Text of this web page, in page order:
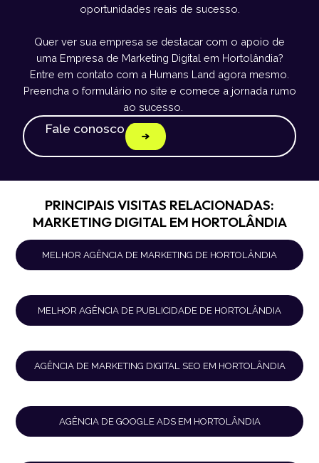
oportunidades reais de sucesso.
Quer ver sua empresa se destacar com o apoio de
uma Empresa de Marketing Digital em Hortolândia?
Entre em contato com a Humans Land agora mesmo.
Preencha o formulário no site e comece a jornada rumo
ao sucesso.
Fale conosco
PRINCIPAIS VISITAS RELACIONADAS:
MARKETING DIGITAL EM HORTOLÂNDIA
MELHOR AGÊNCIA DE MARKETING DE HORTOLÂNDIA
MELHOR AGÊNCIA DE PUBLICIDADE DE HORTOLÂNDIA
AGÊNCIA DE MARKETING DIGITAL SEO EM HORTOLÂNDIA
AGÊNCIA DE GOOGLE ADS EM HORTOLÂNDIA